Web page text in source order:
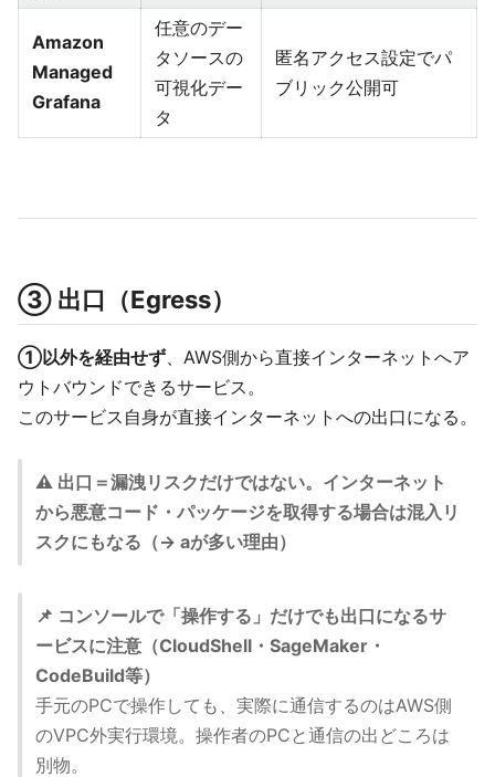
Amazon
Managed
Grafana
任意のデー
タソースの
可視化デー
タ
匿名アクセス設定でパ
ブリック公開可
③ 出口（Egress）
①以外を経由せず、AWS側から直接インターネットへア
ウトバウンドできるサービス。
このサービス自身が直接インターネットへの出口になる。
⚠️ 出口＝漏洩リスクだけではない。インターネット
から悪意コード・パッケージを取得する場合は混入リ
スクにもなる（→ aが多い理由）
📌 コンソールで「操作する」だけでも出口になるサ
ービスに注意（CloudShell・SageMaker・
CodeBuild等）
手元のPCで操作しても、実際に通信するのはAWS側
のVPC外実行環境。操作者のPCと通信の出どころは
別物。